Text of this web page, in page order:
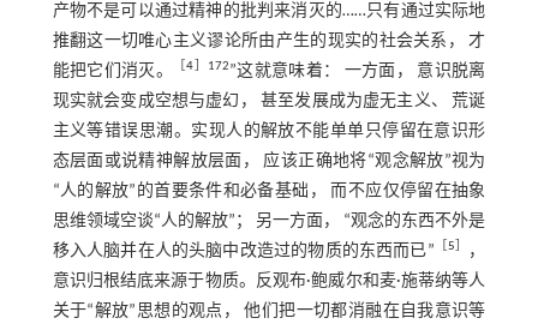
产物不是可以通过精神的批判来消灭的……只有通过实际地
推翻这一切唯心主义谬论所由产生的现实的社会关系， 才
能把它们消灭。
［4 ］172”这就意味着： 一方面， 意识脱离
现实就会变成空想与虚幻， 甚至发展成为虚无主义、 荒诞
主义等错误思潮。实现人的解放不能单单只停留在意识形
态层面或说精神解放层面， 应该正确地将“观念解放”视为
“人的解放”的首要条件和必备基础， 而不应仅停留在抽象
思维领域空谈“人的解放”； 另一方面， “观念的东西不外是
移入人脑并在人的头脑中改造过的物质的东西而已” ［5
，
意识归根结底来源于物质。反观布·鲍威尔和麦·施蒂纳等人
关于“解放”思想的观点， 他们把一切都消融在自我意识等